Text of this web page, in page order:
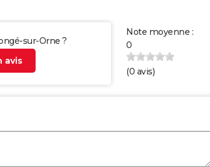
sur-Orne ?
avis
Note moyenne :
0
(0 avis)